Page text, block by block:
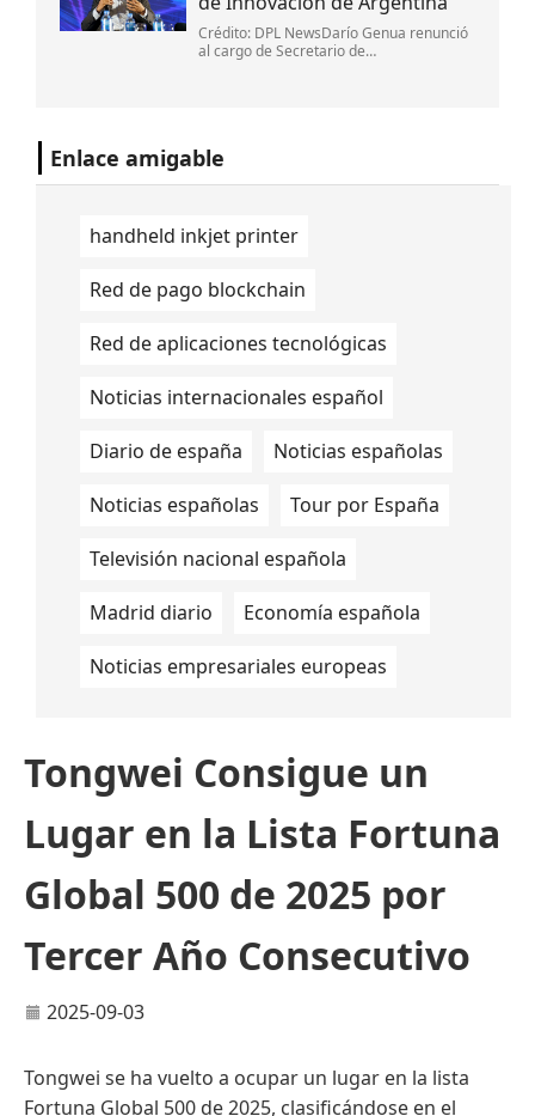
representantes
Crédito: DPL NewsDarío Genua renunció
al cargo de Secretario de
Enlace amigable
handheld inkjet printer
Red de pago blockchain
Red de aplicaciones tecnológicas
Noticias internacionales español
Diario de españa Noticias españolas
Noticias españolas Tour por España
Televisión nacional española
Madrid diario Economía española
Noticias empresariales europeas
Tongwei Consigue un
Lugar en la Lista Fortuna
Global 500 de 2025 por
Tercer Año Consecutivo
2025-09-03
Tongwei se ha vuelto a ocupar un lugar en la lista
Fortuna Global 500 de 2025, clasificándose en el